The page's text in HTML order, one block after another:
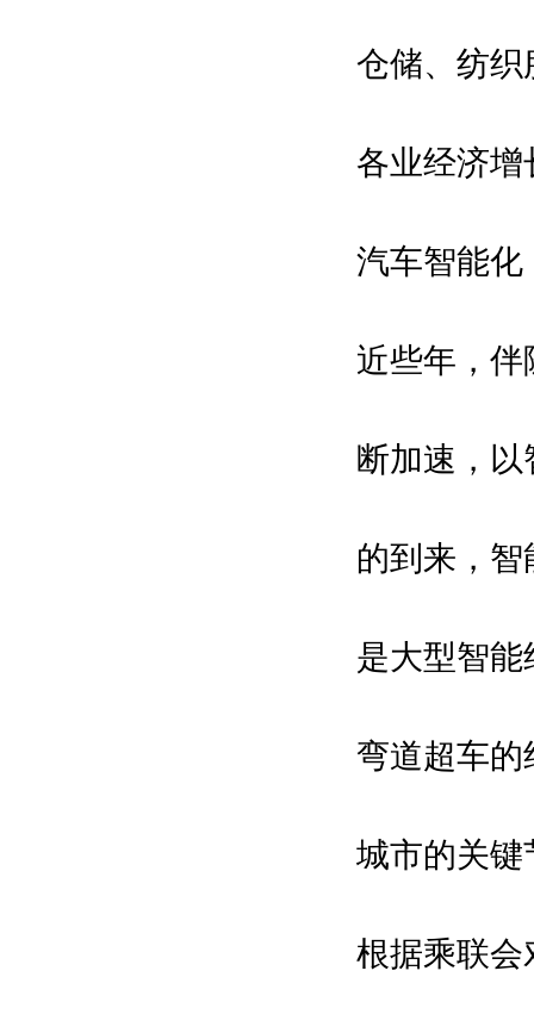
仓储、纺织
各业经济增
汽车智能化
近些年，
断加速，
的到来，
是大型智
弯道超车的
城市的关键
根据乘联